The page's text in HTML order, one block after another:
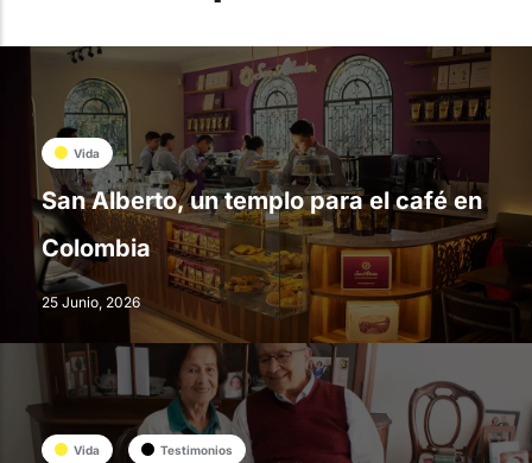
Vida
San Alberto, un templo para el café en
Colombia
25 Junio, 2026
Vida Testimonios